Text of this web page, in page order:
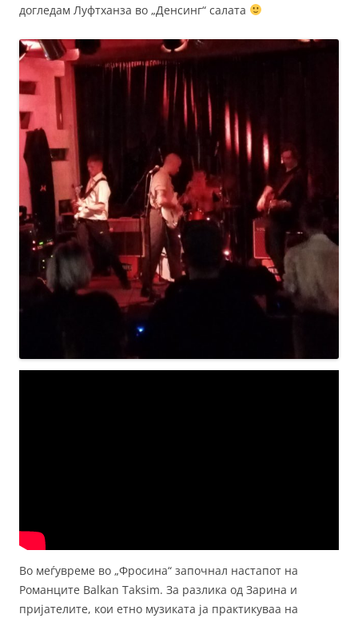
догледам Луфтханза во „Денсинг“ салата
Во меѓувреме во „Фросина“ започнал настапот на
Романците Balkan Taksim. За разлика од Зарина и
пријателите, кои етно музиката ја практикуваа на